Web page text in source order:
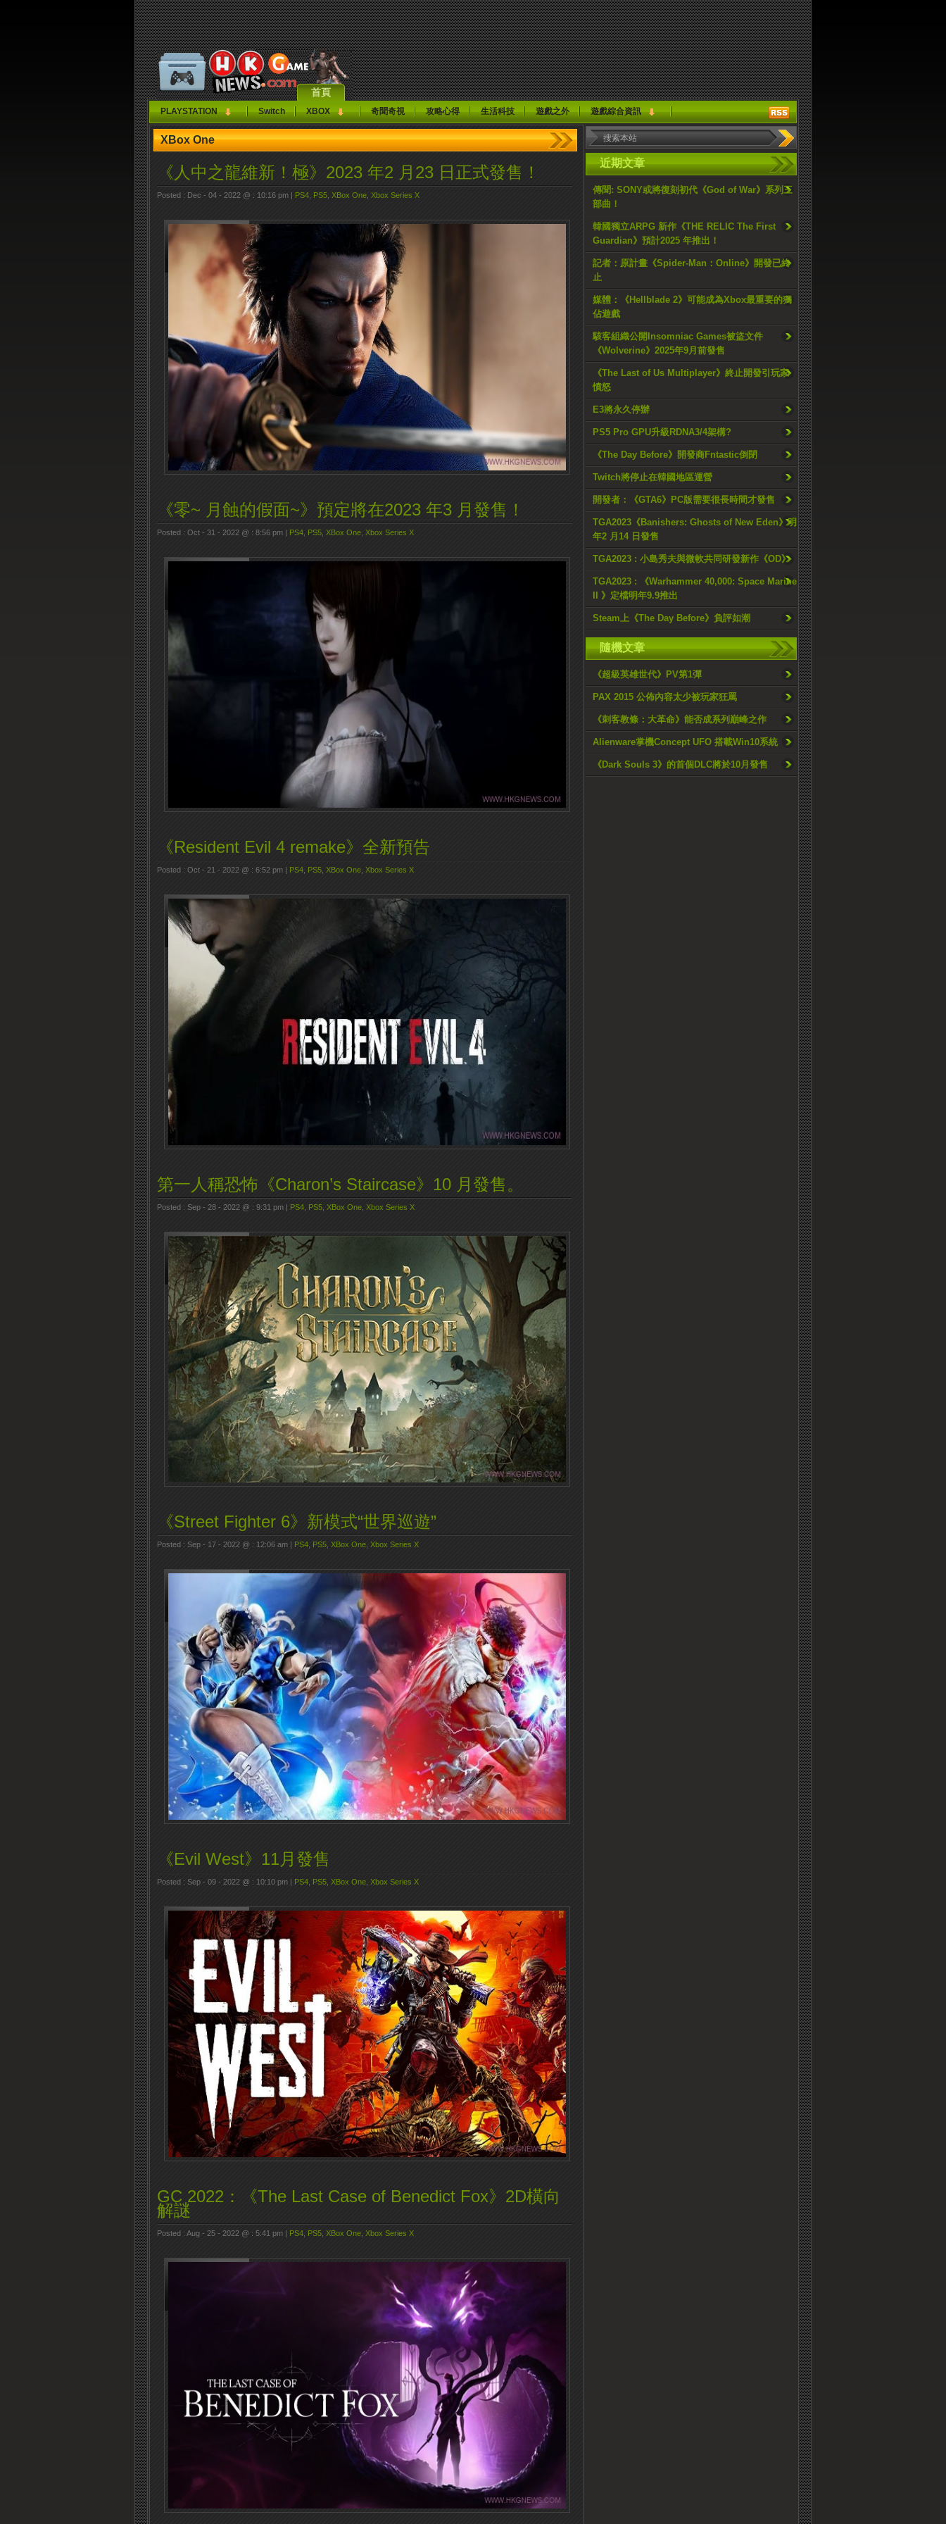
首頁
PLAYSTATION Switch XBOX 奇聞奇視 攻略心得 生活科技 遊戲之外 遊戲綜合資訊
近期文章
傳聞: SONY或將復刻初代《God of War》系列三
部曲！
韓國獨立ARPG 新作《THE RELIC The First
Guardian》預計2025 年推出！
記者：原計畫《Spider-Man：Online》開發已終
止
媒體：《Hellblade 2》可能成為Xbox最重要的獨
佔遊戲
駭客組織公開Insomniac Games被盜文件
《Wolverine》2025年9月前發售
《The Last of Us Multiplayer》終止開發引玩家
憤怒
E3將永久停辦
PS5 Pro GPU升級RDNA3/4架構?
《The Day Before》開發商Fntastic倒閉
Twitch將停止在韓國地區運營
開發者：《GTA6》PC版需要很長時間才發售
TGA2023《Banishers: Ghosts of New Eden》明
年2 月14 日發售
TGA2023 : 小島秀夫與微軟共同研發新作《OD》
TGA2023 : 《Warhammer 40,000: Space Marine
II 》定檔明年9.9推出
Steam上《The Day Before》負評如潮
隨機文章
《超級英雄世代》PV第1彈
PAX 2015 公佈內容太少被玩家狂罵
《刺客教條：大革命》能否成系列巔峰之作
Alienware掌機Concept UFO 搭載Win10系統
《Dark Souls 3》的首個DLC將於10月發售
XBox One
《人中之龍維新！極》2023 年2 月23 日正式發售！
Posted : Dec - 04 - 2022 @ : 10:16 pm | PS4 PS5 XBox One Xbox Series X
《零~ 月蝕的假面~》預定將在2023 年3 月發售！
Posted : Oct - 31 - 2022 @ : 8:56 pm | PS4 PS5 XBox One Xbox Series X
《Resident Evil 4 remake》全新預告
Posted : Oct - 21 - 2022 @ : 6:52 pm | PS4 PS5 XBox One Xbox Series X
第一人稱恐怖《Charon’s Staircase》10 月發售。
Posted : Sep - 28 - 2022 @ : 9:31 pm | PS4 PS5 XBox One Xbox Series X
《Street Fighter 6》新模式“世界巡遊”
Posted : Sep - 17 - 2022 @ : 12:06 am | PS4 PS5 XBox One Xbox Series X
《Evil West》11月發售
Posted : Sep - 09 - 2022 @ : 10:10 pm | PS4 PS5 XBox One Xbox Series X
GC 2022：《The Last Case of Benedict Fox》2D橫向
解謎
Posted : Aug - 25 - 2022 @ : 5:41 pm | PS4 PS5 XBox One Xbox Series X